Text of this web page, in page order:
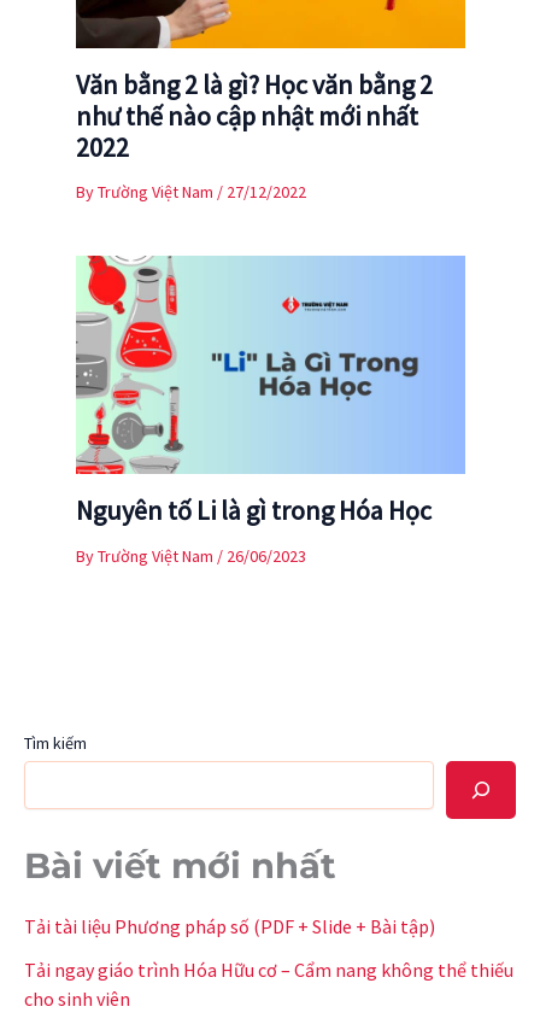
Văn bằng 2 là gì? Học văn bằng 2
như thế nào cập nhật mới nhất
2022
ByTrường Việt Nam / 27/12/2022
Nguyên tố Li là gì trong Hóa Học
ByTrường Việt Nam / 26/06/2023
Tìm kiếm
Bài viết mới nhất
Tải tài liệu Phương pháp số (PDF + Slide + Bài tập)
Tải ngay giáo trình Hóa Hữu cơ – Cẩm nang không thể thiếu
cho sinh viên